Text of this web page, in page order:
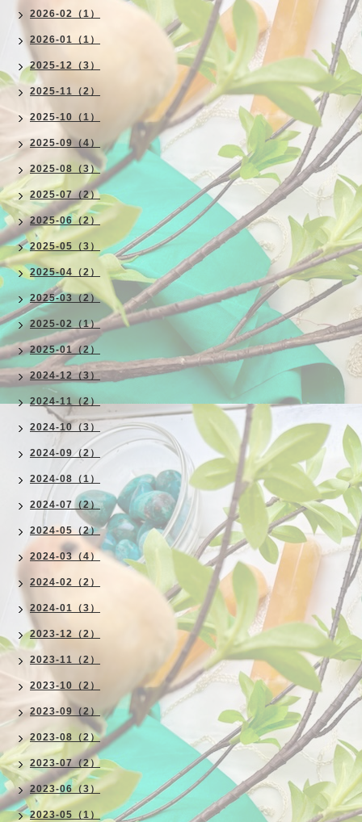
2026-02（1）
2026-01（1）
2025-12（3）
2025-11（2）
2025-10（1）
2025-09（4）
2025-08（3）
2025-07（2）
2025-06（2）
2025-05（3）
2025-04（2）
2025-03（2）
2025-02（1）
2025-01（2）
2024-12（3）
2024-11（2）
2024-10（3）
2024-09（2）
2024-08（1）
2024-07（2）
2024-05（2）
2024-03（4）
2024-02（2）
2024-01（3）
2023-12（2）
2023-11（2）
2023-10（2）
2023-09（2）
2023-08（2）
2023-07（2）
2023-06（3）
2023-05（1）